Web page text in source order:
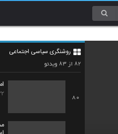
روشنگری سیاسی اجتماعی
۸۲ از ۸۳ ویدئو
79
80
۲۲۲